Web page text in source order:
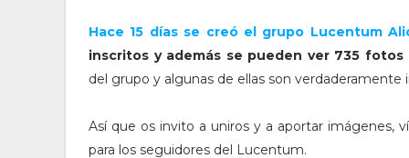
Hace 15 días se creó el grupo Lucentum
inscritos y además se pueden ver 735
del grupo y algunas de ellas son verdaderamente
Así que os invito a uniros y a aportar imágenes,
para los seguidores del Lucentum.